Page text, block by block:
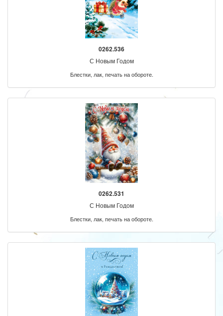
0262.536
С Новым Годом
Блестки, лак, печать на обороте.
0262.531
С Новым Годом
Блестки, лак, печать на обороте.